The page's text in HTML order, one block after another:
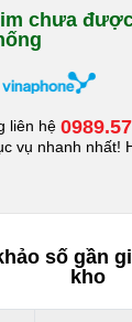
chưa
liên hệ
vụ nhanh nhất!
số gần
kho